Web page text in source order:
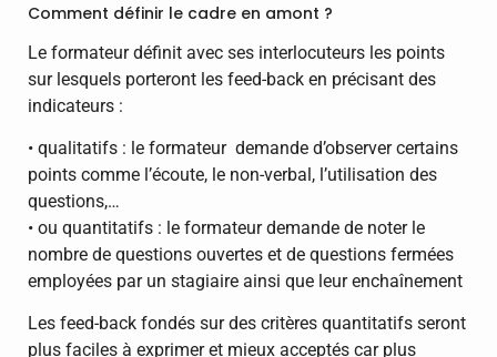
Comment définir le cadre en amont ?
Le formateur définit avec ses interlocuteurs les points
sur lesquels porteront les feed-back en précisant des
indicateurs :
• qualitatifs : le formateur demande d’observer certains
points comme l’écoute, le non-verbal, l’utilisation des
questions,…
• ou quantitatifs : le formateur demande de noter le
nombre de questions ouvertes et de questions fermées
employées par un stagiaire ainsi que leur enchaînement
Les feed-back fondés sur des critères quantitatifs seront
plus faciles à exprimer et mieux acceptés car plus